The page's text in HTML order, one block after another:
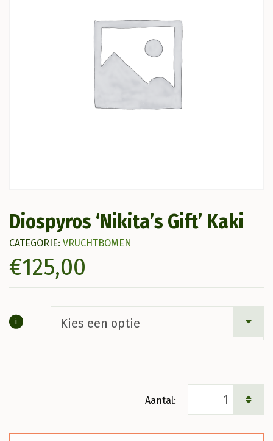
Diospyros ‘Nikita’s Gift’ Kaki
CATEGORIE: VRUCHTBOMEN
€125,00
i
Diospyros
'Nikita's
Gift'